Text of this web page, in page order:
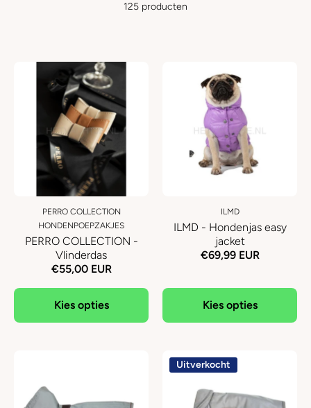
125 producten
PERRO COLLECTION
HONDENPOEPZAKJES
PERRO COLLECTION -
Vlinderdas
€55,00 EUR
Kies opties
ILMD
ILMD - Hondenjas easy
jacket
€69,99 EUR
Kies opties
Uitverkocht